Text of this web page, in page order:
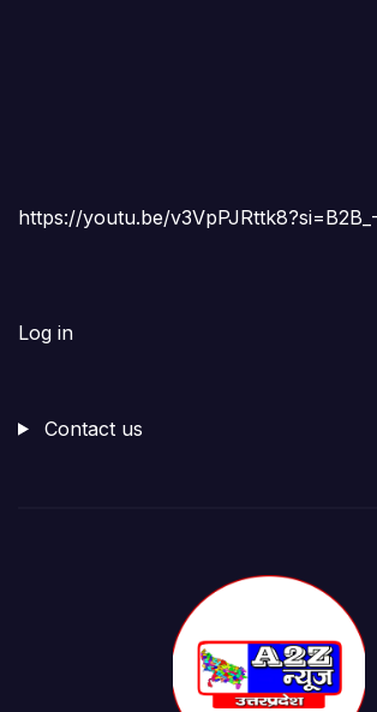
https://youtu.be/
Log in
Contact us